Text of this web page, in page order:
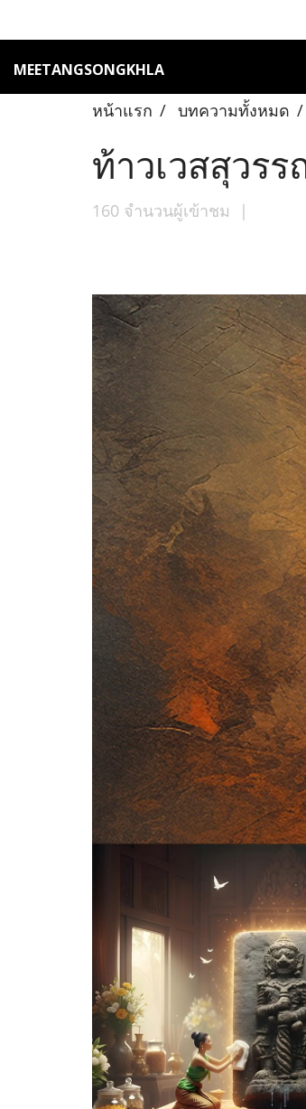
MEETANGSONGKHLA
หน้าแรก บทความทั้งหมด
ท้าวเวสสุวร
160 จำนวนผู้เข้าชม |